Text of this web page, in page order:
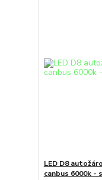
LED D8
canbus 6000k -